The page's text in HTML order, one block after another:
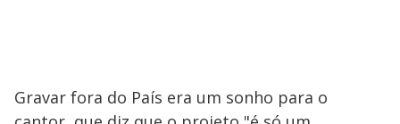
Gravar fora do País era um sonho para o